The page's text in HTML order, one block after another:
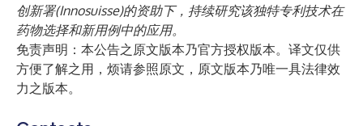
创新署(Innosuisse)的资助下，持续研究该独特专利技术在
药物选择和新用例中的应用。
免责声明：本公告之原文版本乃官方授权版本。译文仅供
方便了解之用，烦请参照原文，原文版本乃唯一具法律效
力之版本。